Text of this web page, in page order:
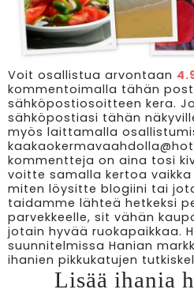
Voit osallistua arvontaan
kommentoimalla tähän
sähköpostiosoitteen kera.
sähköpostiasi tähän
myös laittamalla
kommentteja on aina tosi
voitte samalla kertoa vaikka
miten löysitte blogiini tai
taidamme lähteä hetkeksi
parvekkeelle, sit vähän
jotain hyvää ruokapaikkaa.
suunnitelmissa Hanian
ihanien pikkukatujen
Lisää ihania